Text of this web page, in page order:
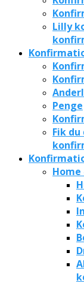
Lilly
Penge
Fik
Home